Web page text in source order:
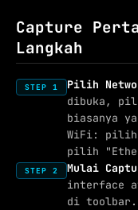
Capture
Langkah
STEP 1 Pilih
dibuka,
biasanya
WiFi: pilih
pilih
STEP 2 Mulai
interface
di toolbar.